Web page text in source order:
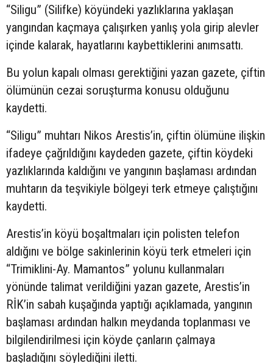
“Siligu” (Silifke) köyündeki yazlıklarına yaklaşan
yangından kaçmaya çalışırken yanlış yola girip alevler
içinde kalarak, hayatlarını kaybettiklerini anımsattı.
Bu yolun kapalı olması gerektiğini yazan gazete, çiftin
ölümünün cezai soruşturma konusu olduğunu
kaydetti.
“Siligu” muhtarı Nikos Arestis’in, çiftin ölümüne ilişkin
ifadeye çağrıldığını kaydeden gazete, çiftin köydeki
yazlıklarında kaldığını ve yangının başlaması ardından
muhtarın da teşvikiyle bölgeyi terk etmeye çalıştığını
kaydetti.
Arestis’in köyü boşaltmaları için polisten telefon
aldığını ve bölge sakinlerinin köyü terk etmeleri için
“Trimiklini-Ay. Mamantos” yolunu kullanmaları
yönünde talimat verildiğini yazan gazete, Arestis’in
RİK’in sabah kuşağında yaptığı açıklamada, yangının
başlaması ardından halkın meydanda toplanması ve
bilgilendirilmesi için köyde çanların çalmaya
başladığını söylediğini iletti.